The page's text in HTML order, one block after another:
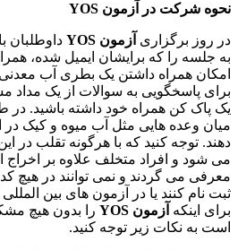
نحوه شرکت در آزمون YOS
در روز برگزاری آزمون YOS داوطلبان
به جلسه را که برایشان ایمیل شده،
امکان همراه داشتن یک بطری آب معدنی
برای پاسخگویی به سوالات از یک مداد
یک پاک کن همراه خود داشته باشید. در
میان وعده هایی مثل آب میوه و کیک در
دهند. توجه کنید که با هرگونه تقلب در
معرفی می گردند و نمی توانند در هیچ
ثبت نام کنند یا در آزمون های بین
برای اینکه آزمون YOS را بدون هیچ
است به نکات زیر توجه کنید.